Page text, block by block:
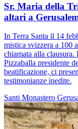
Sr. Maria della
altari a
In Terra Santa il 14
mistica svizzera a 100
chiamata alla
Pizzaballa presidente
beatificazione, ci
testimonianze inedite.
Santi Monastero